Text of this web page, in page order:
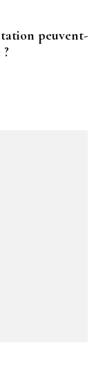
peuvent-